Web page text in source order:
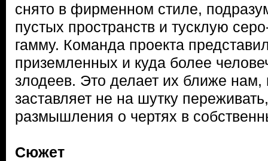
снято в фирменном стиле,
пустых пространств и тусклую
гамму. Команда проекта
приземленных и куда более
злодеев. Это делает их ближе
заставляет не на шутку
размышления о чертях в
Сюжет